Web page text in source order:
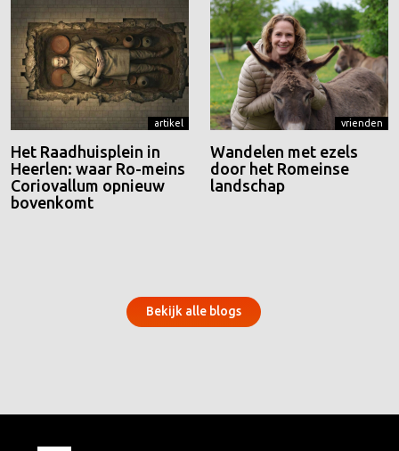
artikel
Het Raadhuisplein in
Heerlen: waar Ro-meins
Coriovallum opnieuw
bovenkomt
vrienden
Wandelen met ezels
door het Romeinse
landschap
Bekijk alle blogs